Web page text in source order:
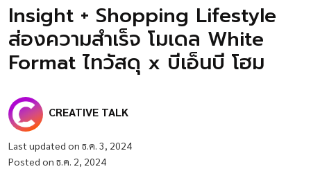
Insight + Shopping Lifestyle
ส่องความสำเร็จ โมเดล White
Format ไทวัสดุ x บีเอ็นบี โฮม
CREATIVE TALK
Last updated on ธ.ค. 3, 2024
Posted on ธ.ค. 2, 2024